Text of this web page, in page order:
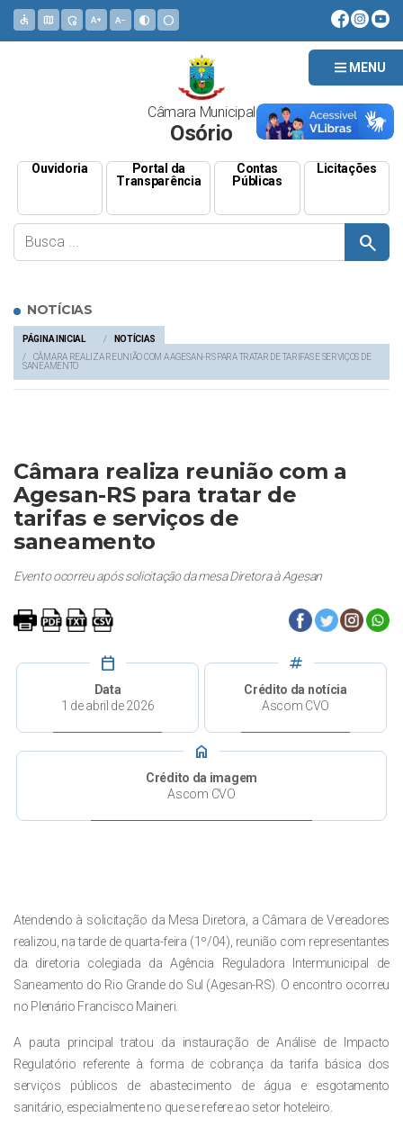
MENU
accessible map admin_panel_settings text_increase text_decrease contrast circle
Câmara Municipal
Osório
Ouvidoria
Portal da
Transparência
Contas
Públicas
Licitações
search
NOTÍCIAS
PÁGINA INICIAL
NOTÍCIAS
CÂMARA REALIZA REUNIÃO COM A AGESAN-RS PARA TRATAR DE TARIFAS E SERVIÇOS DE
SANEAMENTO
Câmara realiza reunião com a
Agesan-RS para tratar de
tarifas e serviços de
saneamento
Evento ocorreu após solicitação da mesa Diretora à Agesan
calendar_today
Data
1 de abril de 2026
tag
Crédito da notícia
Ascom CVO
home
Crédito da imagem
Ascom CVO
Atendendo à solicitação da Mesa Diretora, a Câmara de Vereadores
realizou, na tarde de quarta-feira (1º/04), reunião com representantes
da diretoria colegiada da Agência Reguladora Intermunicipal de
Saneamento do Rio Grande do Sul (Agesan-RS). O encontro ocorreu
no Plenário Francisco Maineri.
A pauta principal tratou da instauração de Análise de Impacto
Regulatório referente à forma de cobrança da tarifa básica dos
serviços públicos de abastecimento de água e esgotamento
sanitário, especialmente no que se refere ao setor hoteleiro.